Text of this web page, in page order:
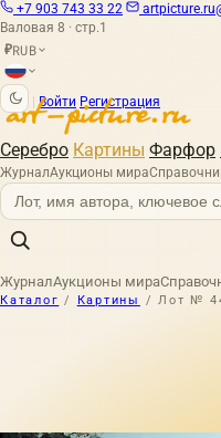
+7 903 743 33 22
Валовая 8 · стр.1
₽RUB
Войти Регистрация
Серебро Картины Фарфор
ЖурналАукционы мира
ЖурналАукционы мира
Каталог / Картины / Лот №